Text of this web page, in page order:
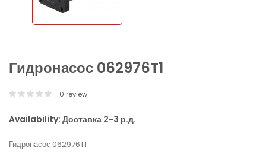
Гидронасос 062976T1
0 review
Availability: Доставка 2-3 р.д.
Гидронасос 062976T1